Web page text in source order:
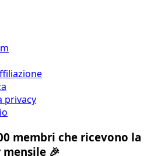
privacy
membri che ricevono la
🎉